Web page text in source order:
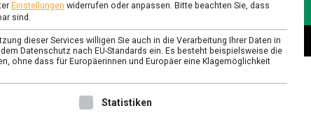
ERNÄHRUNG & GESUNDHEIT/FEATURED
Käse über Käse – ein deutsch-
italienischer Abend
Johannes
Käse
Liebe geht durch den Magen, vor allem
Einstellungen widerrufen oder anpassen. Bitte beachten Sie, dass
sind.
dieser Services willigen Sie auch in die Verarbeitung Ihrer Daten in
Datenschutz nach EU-Standards ein. Es besteht beispielsweise die
ohne dass für Europäerinnen und Europäer eine Klagemöglichkeit
kann. Die erste Service-Gruppe ist essenziell und
Statistiken